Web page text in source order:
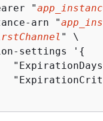
"
arn "
" \
settings ' {